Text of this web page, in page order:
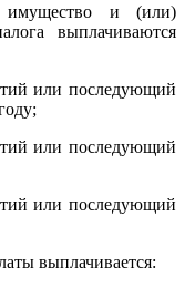
имущество и (или)
выплачиваются
или последующий
или последующий
или последующий
выплачивается: